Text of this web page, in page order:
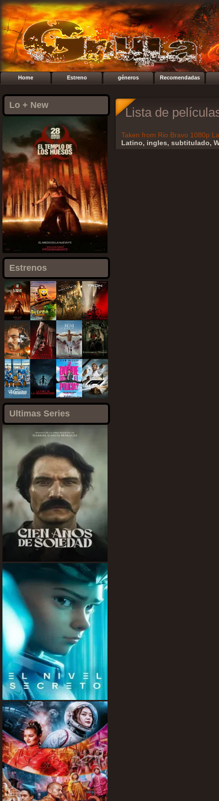
Home Estreno géneros Recomendadas
Lo + New
Estrenos
Ultimas Series
Lista de
Taken from Rio Bravo 1080p
Latino, ingles, subtitulado,